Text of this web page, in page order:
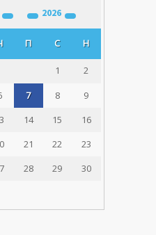
2026
П С Н
1
2
7 8
9
14 15
16
21 22
23
28 29
30